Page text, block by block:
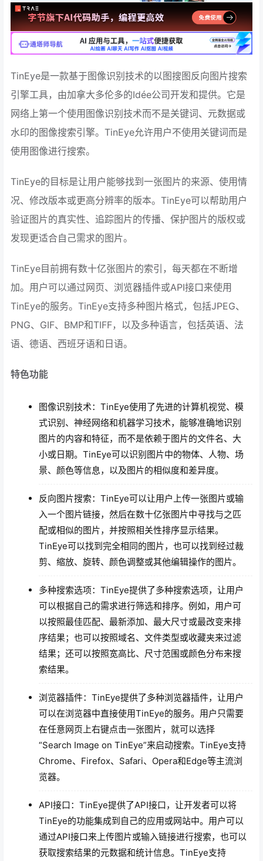
TinEye是一款基于图像识别技术的以图搜图反向图片搜索
引擎工具，由加拿大多伦多的Idée公司开发和提供。它是
网络上第一个使用图像识别技术而不是关键词、元数据或
水印的图像搜索引擎。TinEye允许用户不使用关键词而是
使用图像进行搜索。
TinEye的目标是让用户能够找到一张图片的来源、使用情
况、修改版本或更高分辨率的版本。TinEye可以帮助用户
验证图片的真实性、追踪图片的传播、保护图片的版权或
发现更适合自己需求的图片。
TinEye目前拥有数十亿张图片的索引，每天都在不断增
加。用户可以通过网页、浏览器插件或API接口来使用
TinEye的服务。TinEye支持多种图片格式，包括JPEG、
PNG、GIF、BMP和TIFF，以及多种语言，包括英语、法
语、德语、西班牙语和日语。
特色功能
图像识别技术：TinEye使用了先进的计算机视觉、模
式识别、神经网络和机器学习技术，能够准确地识别
图片的内容和特征，而不是依赖于图片的文件名、大
小或日期。TinEye可以识别图片中的物体、人物、场
景、颜色等信息，以及图片的相似度和差异度。
反向图片搜索：TinEye可以让用户上传一张图片或输
入一个图片链接，然后在数十亿张图片中寻找与之匹
配或相似的图片，并按照相关性排序显示结果。
TinEye可以找到完全相同的图片，也可以找到经过裁
剪、缩放、旋转、颜色调整或其他编辑操作的图片。
多种搜索选项：TinEye提供了多种搜索选项，让用户
可以根据自己的需求进行筛选和排序。例如，用户可
以按照最佳匹配、最新添加、最大尺寸或最改变来排
序结果；也可以按照域名、文件类型或收藏夹来过滤
结果；还可以按照宽高比、尺寸范围或颜色分布来搜
索结果。
浏览器插件：TinEye提供了多种浏览器插件，让用户
可以在浏览器中直接使用TinEye的服务。用户只需要
在任意网页上右键点击一张图片，就可以选择
“Search Image on TinEye”来启动搜索。TinEye支持
Chrome、Firefox、Safari、Opera和Edge等主流浏
览器。
API接口：TinEye提供了API接口，让开发者可以将
TinEye的功能集成到自己的应用或网站中。用户可以
通过API接口来上传图片或输入链接进行搜索，也可以
获取搜索结果的元数据和统计信息。TinEye支持